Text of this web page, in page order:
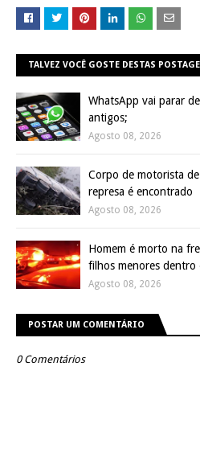
TALVEZ VOCÊ GOSTE DESTAS
WhatsApp vai parar
antigos;
Agosto 08, 2026
Corpo de motorista
represa é encontrado
Agosto 08, 2026
Homem é morto na
filhos menores dentro
Agosto 08, 2026
POSTAR UM COMENTÁRIO
0 Comentários